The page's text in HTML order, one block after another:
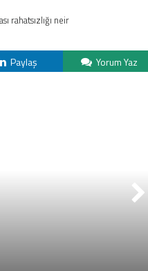
rahatsızlığı neir
Paylaş Yorum Yaz